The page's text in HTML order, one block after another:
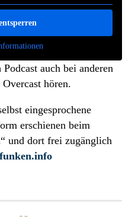
auch bei anderen
hören.
eingesprochene
erschienen beim
und dort frei zugänglich